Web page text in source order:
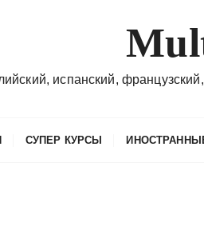
испанский,
СУПЕР КУРСЫ